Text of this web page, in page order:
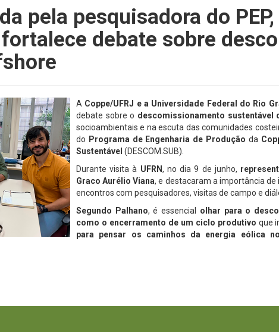
pela pesquisadora do
fortalece debate sobre
A Coppe/UFRJ e a Universidade Federal do Rio
debate sobre o descomissionamento
socioambientais e na escuta das comunidades
do Programa de Engenharia de Produção da
Sustentável (DESCOM.SUB).
Durante visita à UFRN, no dia 9 de junho,
Graco Aurélio Viana, e destacaram a importância
encontros com pesquisadores, visitas de campo e
Segundo Palhano, é essencial olhar para o
como o encerramento de um ciclo produtivo que
para pensar os caminhos da energia eólica